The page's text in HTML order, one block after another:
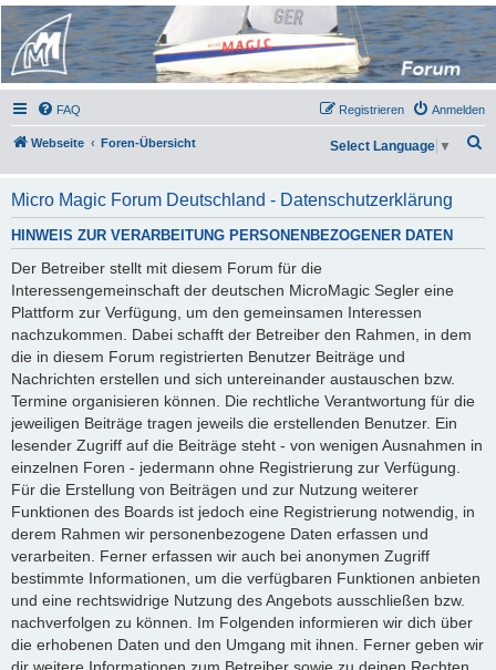
Micro Magic Forum
Deutschland
FAQ Anmelden
Registrieren
Webseite Foren-Übersicht
h
e
Select Language ▼
Micro Magic Forum Deutschland - Datenschutzerklärung
HINWEIS ZUR VERARBEITUNG PERSONENBEZOGENER DATEN
Der Betreiber stellt mit diesem Forum für die
Interessengemeinschaft der deutschen MicroMagic Segler eine
Plattform zur Verfügung, um den gemeinsamen Interessen
nachzukommen. Dabei schafft der Betreiber den Rahmen, in dem
die in diesem Forum registrierten Benutzer Beiträge und
Nachrichten erstellen und sich untereinander austauschen bzw.
Termine organisieren können. Die rechtliche Verantwortung für die
jeweiligen Beiträge tragen jeweils die erstellenden Benutzer. Ein
lesender Zugriff auf die Beiträge steht - von wenigen Ausnahmen in
einzelnen Foren - jedermann ohne Registrierung zur Verfügung.
Für die Erstellung von Beiträgen und zur Nutzung weiterer
Funktionen des Boards ist jedoch eine Registrierung notwendig, in
derem Rahmen wir personenbezogene Daten erfassen und
verarbeiten. Ferner erfassen wir auch bei anonymen Zugriff
bestimmte Informationen, um die verfügbaren Funktionen anbieten
und eine rechtswidrige Nutzung des Angebots ausschließen bzw.
nachverfolgen zu können. Im Folgenden informieren wir dich über
die erhobenen Daten und den Umgang mit ihnen. Ferner geben wir
dir weitere Informationen zum Betreiber sowie zu deinen Rechten.